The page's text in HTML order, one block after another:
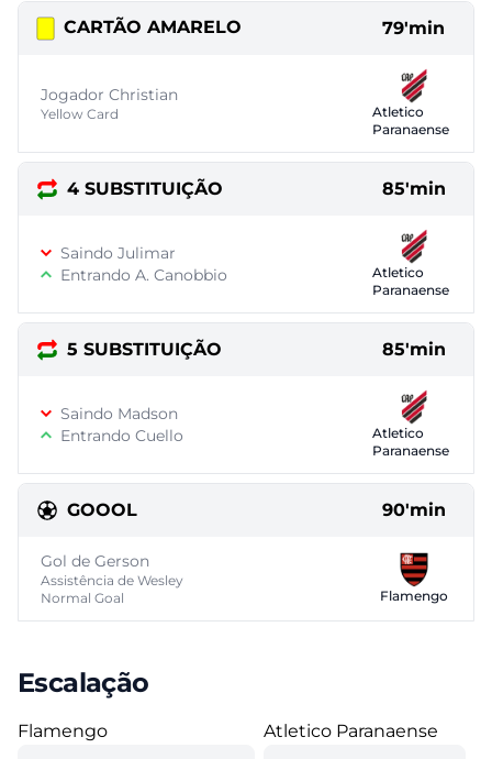
CARTÃO AMARELO 79'min
Jogador Christian
Yellow Card
Atletico
Paranaense
4 SUBSTITUIÇÃO 85'min
Saindo Julimar
Entrando A. Canobbio
Atletico
Paranaense
5 SUBSTITUIÇÃO 85'min
Saindo Madson
Entrando Cuello
Atletico
Paranaense
GOOOL 90'min
Gol de Gerson
Assistência de Wesley
Normal Goal
Flamengo
Escalação
Flamengo
Atletico Paranaense